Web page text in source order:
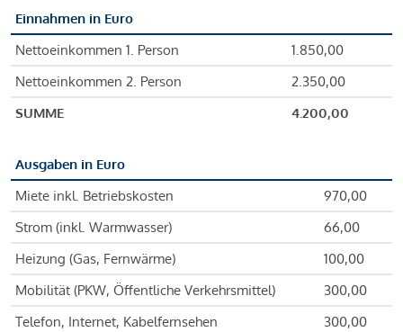
Einnahmen in Euro
Nettoeinkommen 1. Person
1.850,00
Nettoeinkommen 2. Person
2.350,00
SUMME
4.200,00
Ausgaben in Euro
Miete inkl. Betriebskosten
970,00
Strom (inkl. Warmwasser)
66,00
Heizung (Gas, Fernwärme)
100,00
Mobilität (PKW, Öffentliche Verkehrsmittel)
300,00
Telefon, Internet, Kabelfernsehen
300,00